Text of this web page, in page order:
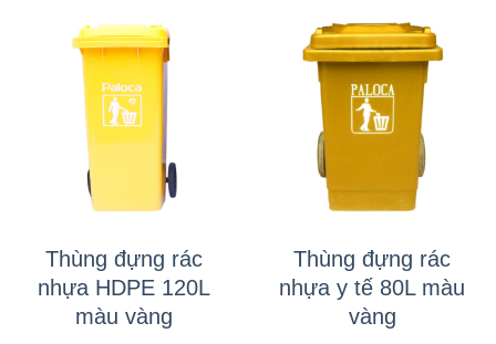
Thùng đựng rác
nhựa HDPE 120L
màu vàng
Thùng đựng rác
nhựa y tế 80L màu
vàng